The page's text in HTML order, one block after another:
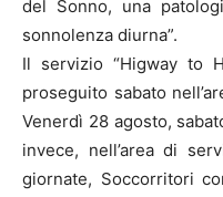
del Sonno, una
sonnolenza diurna”.
Il servizio “Higway to
proseguito sabato
Venerdì 28 agosto,
invece, nell’area di
giornate, Soccorritori